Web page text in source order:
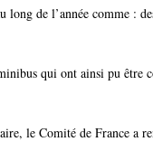
de l’année comme :
qui ont ainsi pu être
le Comité de France a